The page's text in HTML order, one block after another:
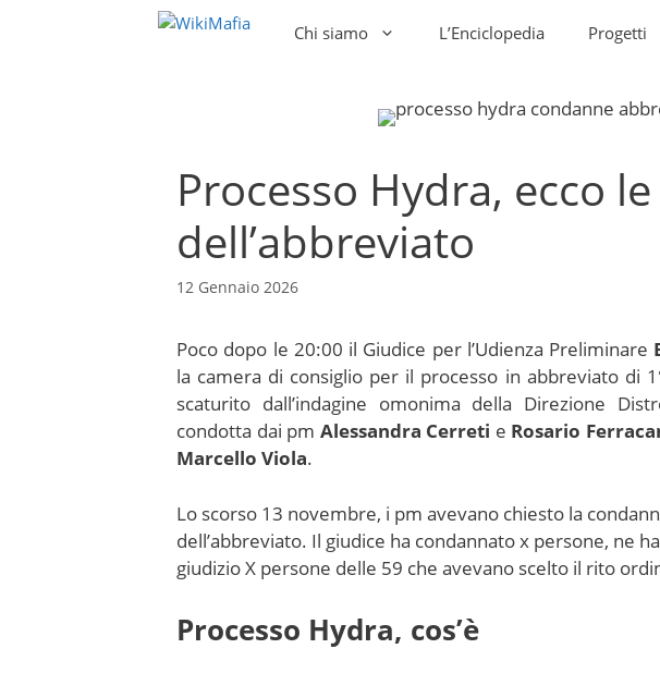
Chi siamo L’Enciclopedia Progetti
Processo Hydra, ecco
dell’abbreviato
12 Gennaio 2026
Poco dopo le 20:00 il Giudice per l’Udienza Preliminare
la camera di consiglio per il processo in abbreviato di
scaturito dall’indagine omonima della Direzione
condotta dai pm Alessandra Cerreti e Rosario
Marcello Viola.
Lo scorso 13 novembre, i pm avevano chiesto la
dell’abbreviato. Il giudice ha condannato x persone, ne
giudizio X persone delle 59 che avevano scelto il rito
Processo Hydra, cos’è